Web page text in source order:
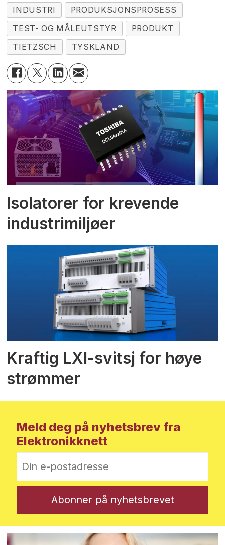
INDUSTRI
PRODUKSJONSPROSESS
TEST- OG MÅLEUTSTYR
PRODUKT
TIETZSCH
TYSKLAND
Isolatorer for krevende
industrimiljøer
Kraftig LXI-svitsj for høye
strømmer
Meld deg på nyhetsbrev fra
Elektronikknett